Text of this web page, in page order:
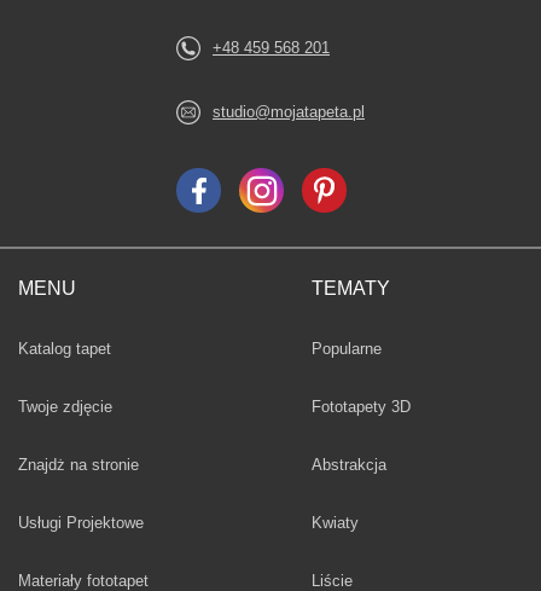
MENU
Katalog tapet
Twoje zdjęcie
Znajdż na stronie
Usługi Projektowe
Materiały fototapet
TEMATY
Fototapety
Popularne
Fototapety 3D
Fototapety
Abstrakcja
Fototapety
Kwiaty
Fototapety
Liście
+48 459 568 201
studio@mojatapeta.pl